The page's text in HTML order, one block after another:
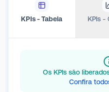
KPIs - Tabela KPIs -
Os KPIs são
Confira